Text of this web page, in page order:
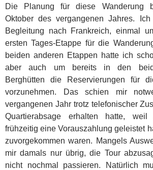
Die Planung für diese Wanderung
Oktober des vergangenen Jahres.
Begleitung nach Frankreich, einmal
ersten Tages-Etappe für die
beiden anderen Etappen hatte ich
aber auch um bereits in den
Berghütten die Reservierungen für
vorzunehmen. Das schien mir
vergangenen Jahr trotz telefonischer
Quartierabsage erhalten hatte, weil
frühzeitig eine Vorauszahlung geleistet
zuvorgekommen waren. Mangels
mir damals nur übrig, die Tour
nicht nochmal passieren. Natürlich